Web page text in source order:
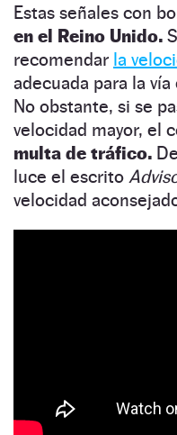
Estas señales con
en el Reino Unido.
recomendar la
adecuada para la
No obstante, si se
velocidad mayor, el
multa de tráfico.
luce el escrito
velocidad